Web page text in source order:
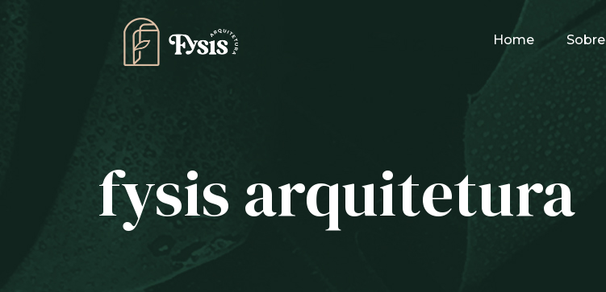
Home Sobre
fysis arquitetura